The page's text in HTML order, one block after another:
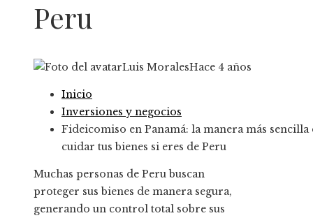
Peru
Luis MoralesHace 4 años
Inicio
Inversiones y negocios
Fideicomiso en Panamá: la manera más sencilla
cuidar tus bienes si eres de Peru
Muchas personas de Peru buscan
proteger sus bienes de manera segura,
generando un control total sobre sus